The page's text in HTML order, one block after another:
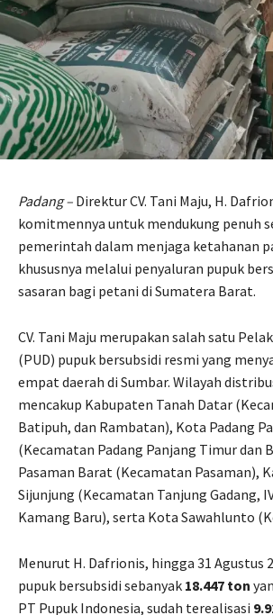
Padang – Direktur CV. Tani Maju, H.
komitmennya untuk mendukung penuh
pemerintah dalam menjaga ketahanan
khususnya melalui penyaluran pupuk
sasaran bagi petani di Sumatera Barat.
CV. Tani Maju merupakan salah satu
(PUD) pupuk bersubsidi resmi yang
empat daerah di Sumbar. Wilayah
mencakup Kabupaten Tanah Datar
Batipuh, dan Rambatan), Kota Padang
(Kecamatan Padang Panjang Timur dan
Pasaman Barat (Kecamatan Pasaman),
Sijunjung (Kecamatan Tanjung Gadang,
Kamang Baru), serta Kota Sawahlunto
Menurut H. Dafrionis, hingga 31 Agustus
pupuk bersubsidi sebanyak 18.447 ton
PT Pupuk Indonesia, sudah terealisasi